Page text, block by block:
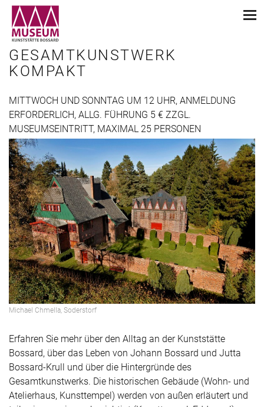
GESAMTKUNSTWERK
KOMPAKT
MITTWOCH UND SONNTAG UM 12 UHR, ANMELDUNG
ERFORDERLICH, ALLG. FÜHRUNG 5 € ZZGL.
MUSEUMSEINTRITT, MAXIMAL 25 PERSONEN
Michael Chmella, Soderstorf
Erfahren Sie mehr über den Alltag an der Kunststätte
Bossard, über das Leben von Johann Bossard und Jutta
Bossard-Krull und über die Hintergründe des
Gesamtkunstwerks. Die historischen Gebäude (Wohn- und
Atelierhaus, Kunsttempel) werden von außen erläutert und